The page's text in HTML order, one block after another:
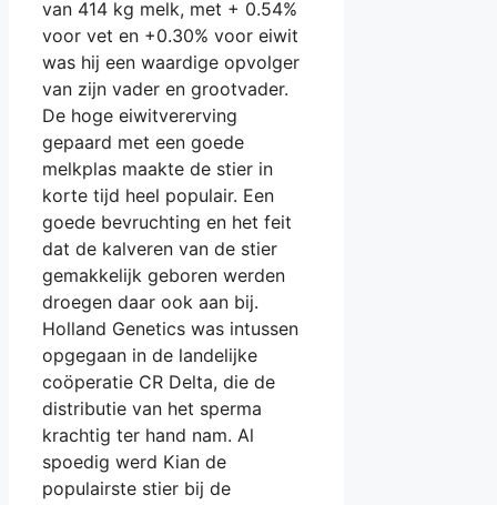
van 414 kg melk, met + 0.54%
voor vet en +0.30% voor eiwit
was hij een waardige opvolger
van zijn vader en grootvader.
De hoge eiwitvererving
gepaard met een goede
melkplas maakte de stier in
korte tijd heel populair. Een
goede bevruchting en het feit
dat de kalveren van de stier
gemakkelijk geboren werden
droegen daar ook aan bij.
Holland Genetics was intussen
opgegaan in de landelijke
coöperatie CR Delta, die de
distributie van het sperma
krachtig ter hand nam. Al
spoedig werd Kian de
populairste stier bij de